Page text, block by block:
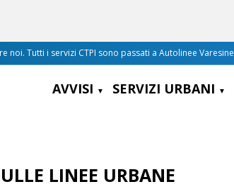
Tutti i servizi CTPI sono passati a Autolinee Varesine
AVVISI SERVIZI URBANI
LINEE URBANE